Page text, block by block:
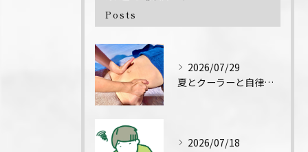
Posts
2026/07/29
夏とクーラーと自律神経↓
2026/07/18